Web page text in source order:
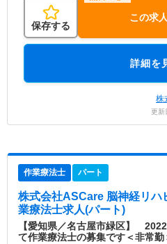
保存する
この求
詳細を
株
更
作業療法士 パート
株式会社ASCare 脳神経リハ
業療法士求人(パート)
【愛知県／名古屋市緑区】
て作業療法士の募集です＜非常勤